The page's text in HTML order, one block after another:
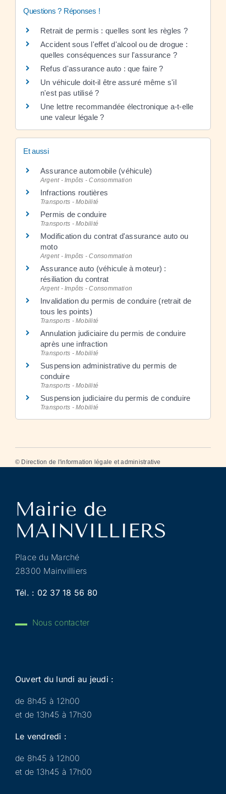
Questions ? Réponses !
Retrait de permis : quelles sont les règles ?
Accident sous l'effet d'alcool ou de drogue :
quelles conséquences sur l'assurance ?
Refus d'assurance auto : que faire ?
Un véhicule doit-il être assuré même s'il
n'est pas utilisé ?
Une lettre recommandée électronique a-t-elle
une valeur légale ?
Et aussi
Assurance automobile (véhicule)
Argent - Impôts - Consommation
Infractions routières
Transports - Mobilité
Permis de conduire
Transports - Mobilité
Modification du contrat d'assurance auto ou
moto
Argent - Impôts - Consommation
Assurance auto (véhicule à moteur) :
résiliation du contrat
Argent - Impôts - Consommation
Invalidation du permis de conduire (retrait de
tous les points)
Transports - Mobilité
Annulation judiciaire du permis de conduire
après une infraction
Transports - Mobilité
Suspension administrative du permis de
conduire
Transports - Mobilité
Suspension judiciaire du permis de conduire
Transports - Mobilité
© Direction de l'information légale et administrative
Place du Marché
28300 Mainvilliers
Tél. : 02 37 18 56 80
Nous contacter
Ouvert du lundi au jeudi :
de 8h45 à 12h00
et de 13h45 à 17h30
Le vendredi :
de 8h45 à 12h00
et de 13h45 à 17h00